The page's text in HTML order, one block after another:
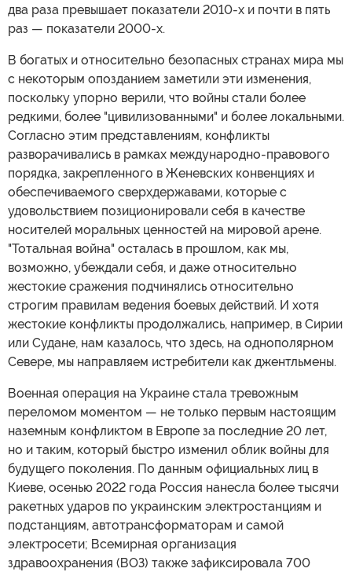
два раза превышает показатели 2010-х и почти в пять
раз — показатели 2000-х.
В богатых и относительно безопасных странах мира мы
с некоторым опозданием заметили эти изменения,
поскольку упорно верили, что войны стали более
редкими, более "цивилизованными" и более локальными.
Согласно этим представлениям, конфликты
разворачивались в рамках международно-правового
порядка, закрепленного в Женевских конвенциях и
обеспечиваемого сверхдержавами, которые с
удовольствием позиционировали себя в качестве
носителей моральных ценностей на мировой арене.
"Тотальная война" осталась в прошлом, как мы,
возможно, убеждали себя, и даже относительно
жестокие сражения подчинялись относительно
строгим правилам ведения боевых действий. И хотя
жестокие конфликты продолжались, например, в Сирии
или Судане, нам казалось, что здесь, на однополярном
Севере, мы направляем истребители как джентльмены.
Военная операция на Украине стала тревожным
переломом моментом — не только первым настоящим
наземным конфликтом в Европе за последние 20 лет,
но и таким, который быстро изменил облик войны для
будущего поколения. По данным официальных лиц в
Киеве, осенью 2022 года Россия нанесла более тысячи
ракетных ударов по украинским электростанциям и
подстанциям, автотрансформаторам и самой
электросети; Всемирная организация
здравоохранения (ВОЗ) также зафиксировала 700